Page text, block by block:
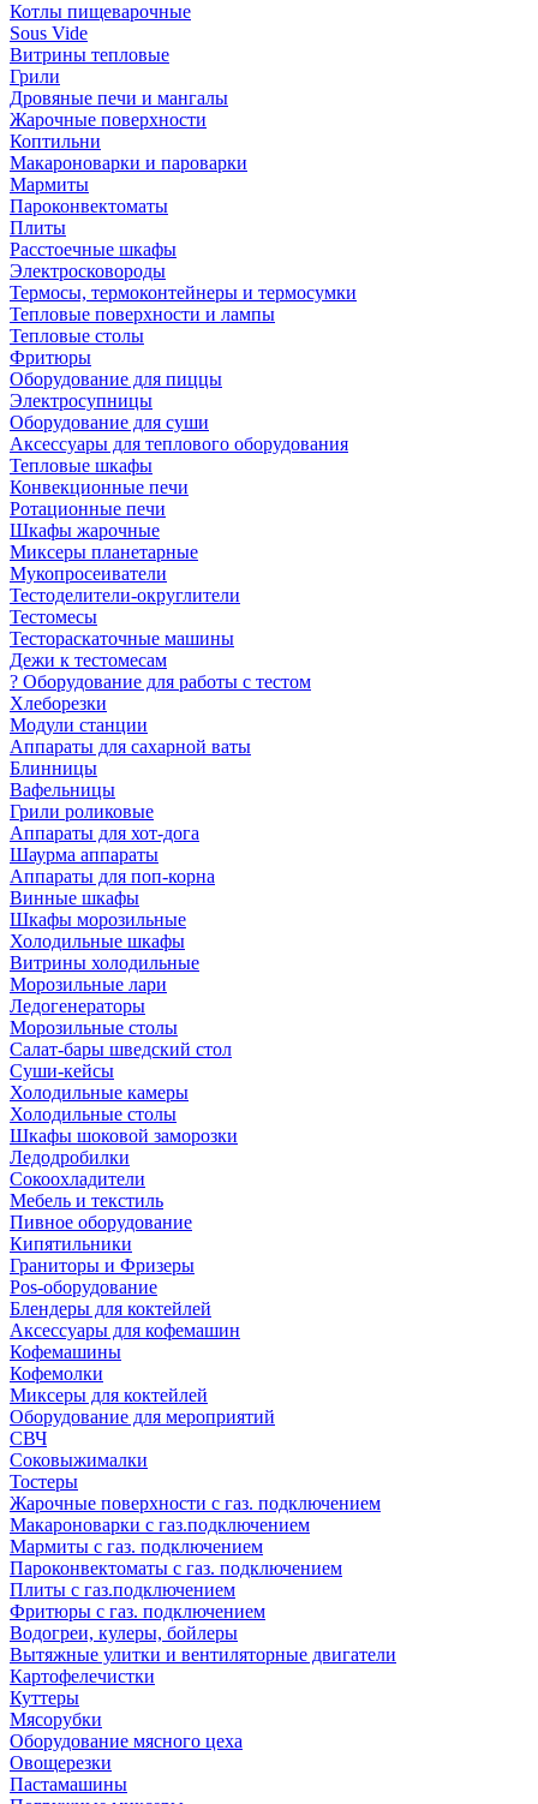
Котлы пищеварочные
Sous Vide
Витрины тепловые
Грили
Дровяные печи и мангалы
Жарочные поверхности
Коптильни
Макароноварки и пароварки
Мармиты
Пароконвектоматы
Плиты
Расстоечные шкафы
Электросковороды
Термосы, термоконтейнеры и термосумки
Тепловые поверхности и лампы
Тепловые столы
Фритюры
Оборудование для пиццы
Электросупницы
Оборудование для суши
Аксессуары для теплового оборудования
Тепловые шкафы
Конвекционные печи
Ротационные печи
Шкафы жарочные
Миксеры планетарные
Мукопросеиватели
Тестоделители-округлители
Тестомесы
Тестораскаточные машины
Дежи к тестомесам
? Оборудование для работы с тестом
Хлеборезки
Модули станции
Аппараты для сахарной ваты
Блинницы
Вафельницы
Грили роликовые
Аппараты для хот-дога
Шаурма аппараты
Аппараты для поп-корна
Винные шкафы
Шкафы морозильные
Холодильные шкафы
Витрины холодильные
Морозильные лари
Ледогенераторы
Морозильные столы
Салат-бары шведский стол
Суши-кейсы
Холодильные камеры
Холодильные столы
Шкафы шоковой заморозки
Ледодробилки
Сокоохладители
Мебель и текстиль
Пивное оборудование
Кипятильники
Граниторы и Фризеры
Pos-оборудование
Блендеры для коктейлей
Аксессуары для кофемашин
Кофемашины
Кофемолки
Миксеры для коктейлей
Оборудование для мероприятий
СВЧ
Соковыжималки
Тостеры
Жарочные поверхности с газ. подключением
Макароноварки с газ.подключением
Мармиты с газ. подключением
Пароконвектоматы с газ. подключением
Плиты с газ.подключением
Фритюры с газ. подключением
Водогреи, кулеры, бойлеры
Вытяжные улитки и вентиляторные двигатели
Картофелечистки
Куттеры
Мясорубки
Оборудование мясного цеха
Овощерезки
Пастамашины